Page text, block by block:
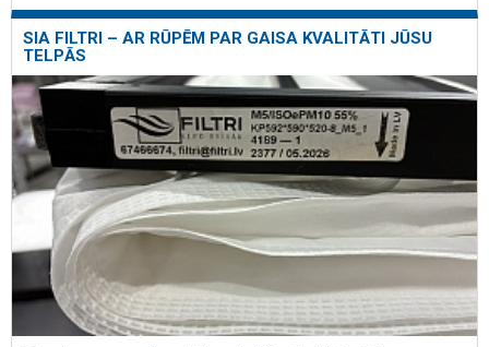
SIA FILTRI – AR RŪPĒM PAR GAISA KVALITĀTI JŪSU
TELPĀS